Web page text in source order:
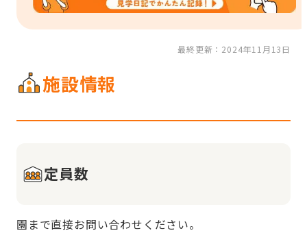
最終更新：2024年11月13日
施設情報
定員数
園まで直接お問い合わせください。